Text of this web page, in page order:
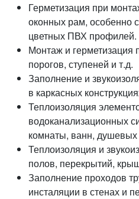
Герметизация при
оконных рам, особенно
цветных ПВХ профилей.
Монтаж и герметизация
порогов, ступеней и т.д.
Заполнение и
в каркасных
Теплоизоляция
водоканализационных
комнаты, ванн, душевых
Теплоизоляция и
полов, перекрытий,
Заполнение проходов
инсталяции в стенах и